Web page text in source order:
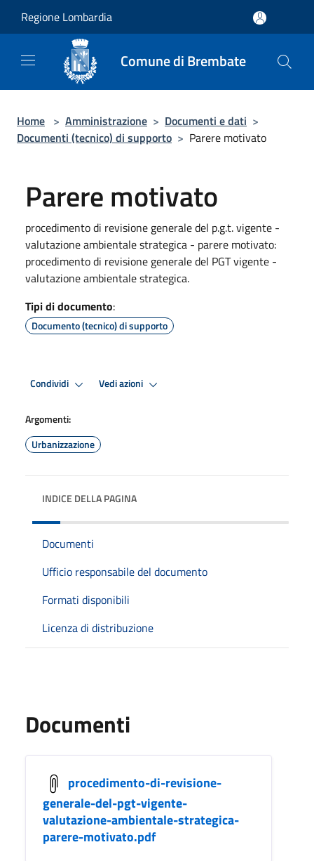
Regione Lombardia
Comune di Brembate
Home > Amministrazione > Documenti e dati >
Documenti (tecnico) di supporto > Parere motivato
Parere motivato
procedimento di revisione generale del p.g.t. vigente -
valutazione ambientale strategica - parere motivato:
procedimento di revisione generale del PGT vigente -
valutazione ambientale strategica.
Tipi di documento:
Documento (tecnico) di supporto
Condividi Vedi azioni
Argomenti:
Urbanizzazione
INDICE DELLA PAGINA
Documenti
Ufficio responsabile del documento
Formati disponibili
Licenza di distribuzione
Documenti
procedimento-di-revisione-
generale-del-pgt-vigente-
valutazione-ambientale-strategica-
parere-motivato.pdf